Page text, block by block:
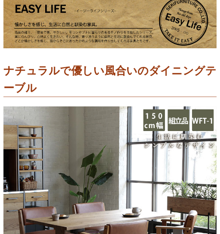
ナチュラルで優しい風合いのダイニングテ
ーブル